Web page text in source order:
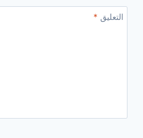
التعليق *